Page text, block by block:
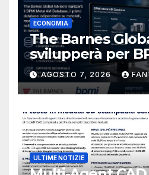
ECONOMIA
The Barnes
svilupperà per
database per la
metallica
navale
AGOSTO 7, 2026
ULTIME NOTIZIE